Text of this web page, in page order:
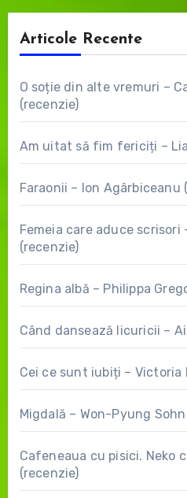
Articole Recente
O soție din alte vremuri –
(recenzie)
Am uitat să fim fericiți –
Faraonii – Ion Agârbiceanu
Femeia care aduce scrisori
(recenzie)
Regina albă – Philippa
Când dansează licuricii –
Cei ce sunt iubiți – Victoria
Migdală – Won-Pyung
Cafeneaua cu pisici. Neko
(recenzie)